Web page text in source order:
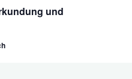
und